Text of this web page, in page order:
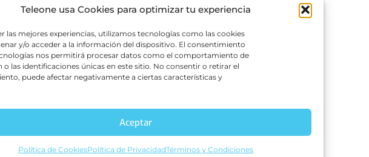
Teleone usa Cookies para optimizar tu experiencia
las mejores experiencias, utilizamos tecnologías como las cookies
y/o acceder a la información del dispositivo. El consentimiento
nos permitirá procesar datos como el comportamiento de
o las identificaciones únicas en este sitio. No consentir o retirar el
puede afectar negativamente a ciertas características y
Aceptar
Política de CookiesPolítica de PrivacidadTérminos y Condiciones
Interna
éxito de cualquier organización. Las
fomentan la colaboración entre